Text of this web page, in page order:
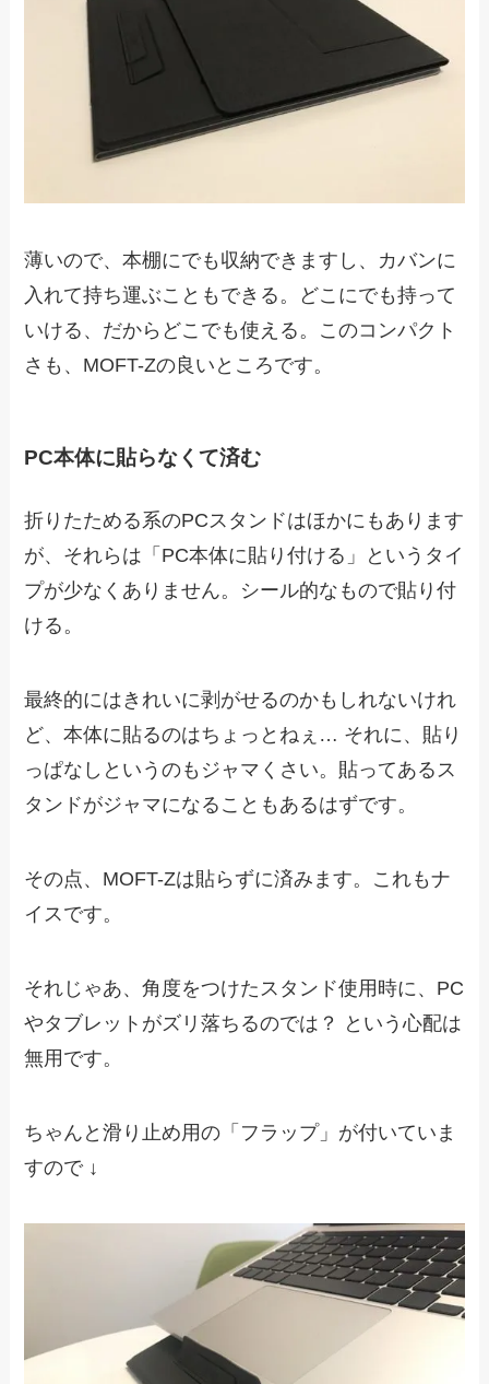
薄いので、本棚にでも収納できますし、カバンに
入れて持ち運ぶこともできる。どこにでも持って
いける、だからどこでも使える。このコンパクト
さも、MOFT-Zの良いところです。
PC本体に貼らなくて済む
折りたためる系のPCスタンドはほかにもあります
が、それらは「PC本体に貼り付ける」というタイ
プが少なくありません。シール的なもので貼り付
ける。
最終的にはきれいに剥がせるのかもしれないけれ
ど、本体に貼るのはちょっとねぇ… それに、貼り
っぱなしというのもジャマくさい。貼ってあるス
タンドがジャマになることもあるはずです。
その点、MOFT-Zは貼らずに済みます。これもナ
イスです。
それじゃあ、角度をつけたスタンド使用時に、PC
やタブレットがズリ落ちるのでは？ という心配は
無用です。
ちゃんと滑り止め用の「フラップ」が付いていま
すので ↓